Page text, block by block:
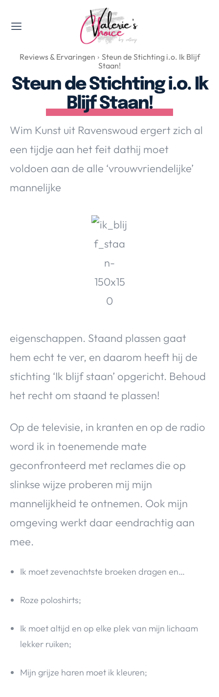
Valerie's Topics
Travel & Culture
Food & Drinks
Happyness & Opmerkelijk
Lifestyle, Sport & Duurzaamheid
Health & Beauty
Huis & Tuin
Over Valerie
VALERIE'S CHOICE
Food & Drinks Health & Beauty Gadgets
Lifestyle
Reviews & Ervaringen
Steun de Stichting i.o. Ik Blijf
Staan!
Steun de Stichting i.o. Ik
Blijf Staan!
Wim Kunst uit Ravenswoud ergert zich al
een tijdje aan het feit dathij moet
voldoen aan de alle ‘vrouwvriendelijke’
mannelijke
eigenschappen. Staand plassen gaat
hem echt te ver, en daarom heeft hij de
stichting ‘Ik blijf staan’ opgericht. Behoud
het recht om staand te plassen!
Op de televisie, in kranten en op de radio
word ik in toenemende mate
geconfronteerd met reclames die op
slinkse wijze proberen mij mijn
mannelijkheid te ontnemen. Ook mijn
omgeving werkt daar eendrachtig aan
mee.
Ik moet zevenachtste broeken dragen en…
Roze poloshirts;
Ik moet altijd en op elke plek van mijn lichaam
lekker ruiken;
Mijn grijze haren moet ik kleuren;